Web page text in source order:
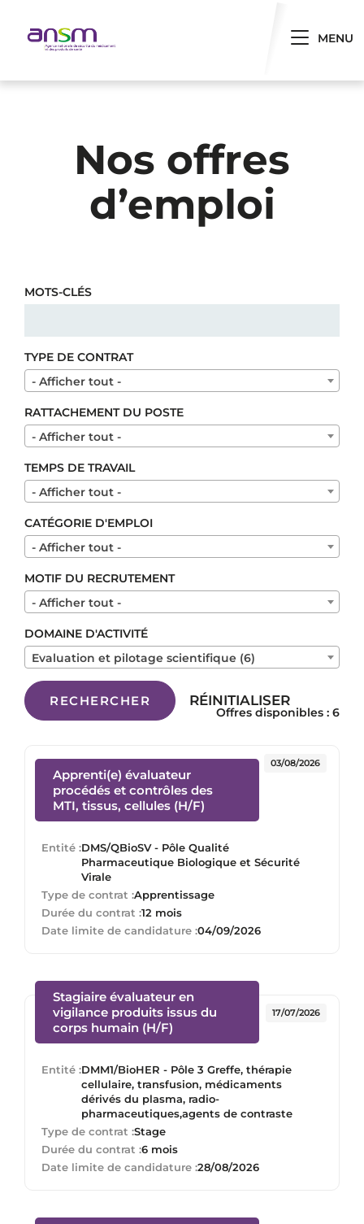
Toggle
MENU
Nos offres
d’emploi
MOTS-CLÉS
TYPE DE CONTRAT
- Afficher tout -
RATTACHEMENT DU POSTE
- Afficher tout -
TEMPS DE TRAVAIL
- Afficher tout -
CATÉGORIE D'EMPLOI
- Afficher tout -
MOTIF DU RECRUTEMENT
- Afficher tout -
DOMAINE D'ACTIVITÉ
Evaluation et pilotage scientifique (6)
RECHERCHER RÉINITIALISER
Offres disponibles : 6
Apprenti(e) évaluateur
procédés et contrôles des
MTI, tissus, cellules (H/F)
Entité :DMS/QBioSV - Pôle Qualité
Pharmaceutique Biologique et Sécurité
Virale
Type de contrat :Apprentissage
Durée du contrat :12 mois
03/08/2026
Date limite de candidature :04/09/2026
Stagiaire évaluateur en
vigilance produits issus du
corps humain (H/F)
Entité :DMM1/BioHER - Pôle 3 Greffe, thérapie
cellulaire, transfusion, médicaments
dérivés du plasma, radio-
pharmaceutiques,agents de contraste
Type de contrat :Stage
Durée du contrat :6 mois
17/07/2026
Date limite de candidature :28/08/2026